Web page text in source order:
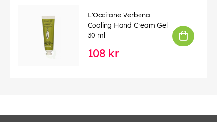
L'Occitane Verbena
Cooling Hand Cream Gel
30 ml
108 kr